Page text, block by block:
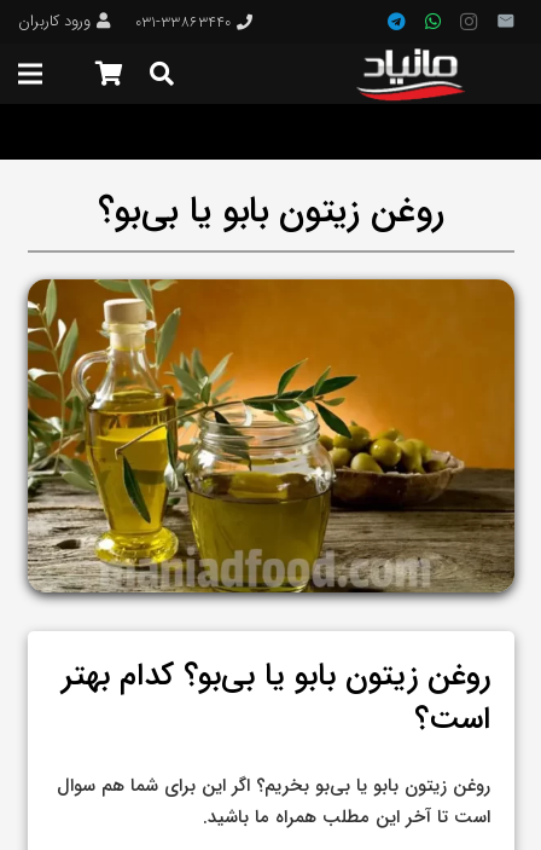
۰۳۱-۳۳۸۶۳۴۴۰ ورود کاربران
روغن زیتون بابو یا بی‌بو؟
روغن زیتون بابو یا بی‌بو؟ کدام بهتر
است؟
روغن زیتون بابو یا بی‌بو بخریم؟ اگر این برای شما هم سوال
است تا آخر این مطلب همراه ما باشید.